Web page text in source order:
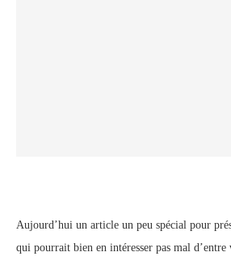
Aujourd’hui un article un peu spécial pour
qui pourrait bien en intéresser pas mal d’entre